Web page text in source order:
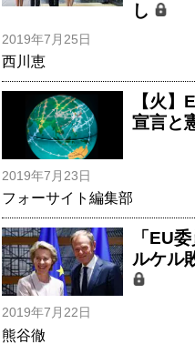
し
2019年7月25日
西川恵
【火
宣言と
2019年7月23日
フォーサイト編集部
「EU
ルケル
2019年7月22日
熊谷徹